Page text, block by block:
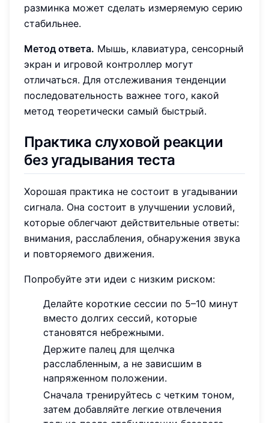
разминка может сделать измеряемую серию
стабильнее.
Метод ответа. Мышь, клавиатура, сенсорный
экран и игровой контроллер могут
отличаться. Для отслеживания тенденции
последовательность важнее того, какой
метод теоретически самый быстрый.
Практика слуховой реакции
без угадывания теста
Хорошая практика не состоит в угадывании
сигнала. Она состоит в улучшении условий,
которые облегчают действительные ответы:
внимания, расслабления, обнаружения звука
и повторяемого движения.
Попробуйте эти идеи с низким риском:
Делайте короткие сессии по 5–10 минут
вместо долгих сессий, которые
становятся небрежными.
Держите палец для щелчка
расслабленным, а не зависшим в
напряженном положении.
Сначала тренируйтесь с четким тоном,
затем добавляйте легкие отвлечения